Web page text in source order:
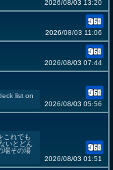
2026/08/03 13:20
2026/08/03 11:06
2026/08/03 07:44
list on
2026/08/03 05:56
これでも
いとどん
場その場
2026/08/03 01:51